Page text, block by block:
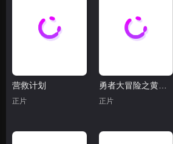
营救计划
正片
勇者大冒险之黄泉手记
正片